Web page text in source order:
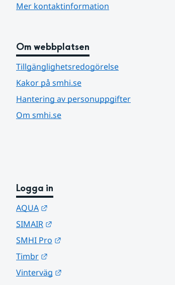
Mer kontaktinformation
Om webbplatsen
Tillgänglighetsredogörelse
Kakor på smhi.se
Hantering av personuppgifter
Om smhi.se
Logga in
AQUA
SIMAIR
SMHI Pro
Timbr
Vinterväg